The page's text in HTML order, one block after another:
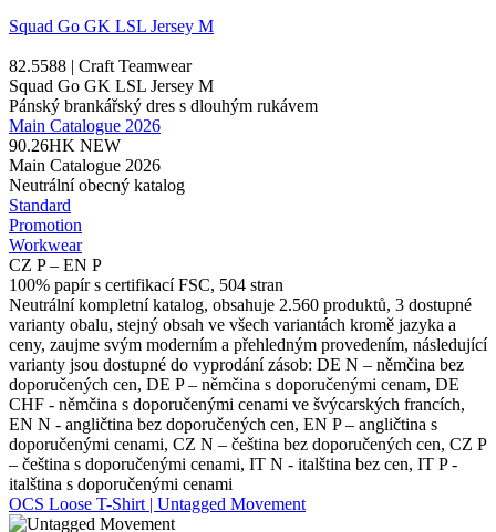
Squad Go GK LSL Jersey M
82.5588 | Craft Teamwear
Squad Go GK LSL Jersey M
Pánský brankářský dres s dlouhým rukávem
Main Catalogue 2026
90.26HK NEW
Main Catalogue 2026
Neutrální obecný katalog
Standard
Promotion
Workwear
CZ P – EN P
100% papír s certifikací FSC, 504 stran
Neutrální kompletní katalog, obsahuje 2.560 produktů, 3 dostupné
varianty obalu, stejný obsah ve všech variantách kromě jazyka a
ceny, zaujme svým moderním a přehledným provedením, následující
varianty jsou dostupné do vyprodání zásob: DE N – němčina bez
doporučených cen, DE P – němčina s doporučenými cenam, DE
CHF - němčina s doporučenými cenami ve švýcarských francích,
EN N - angličtina bez doporučených cen, EN P – angličtina s
doporučenými cenami, CZ N – čeština bez doporučených cen, CZ P
– čeština s doporučenými cenami, IT N - italština bez cen, IT P -
italština s doporučenými cenami
OCS Loose T-Shirt | Untagged Movement